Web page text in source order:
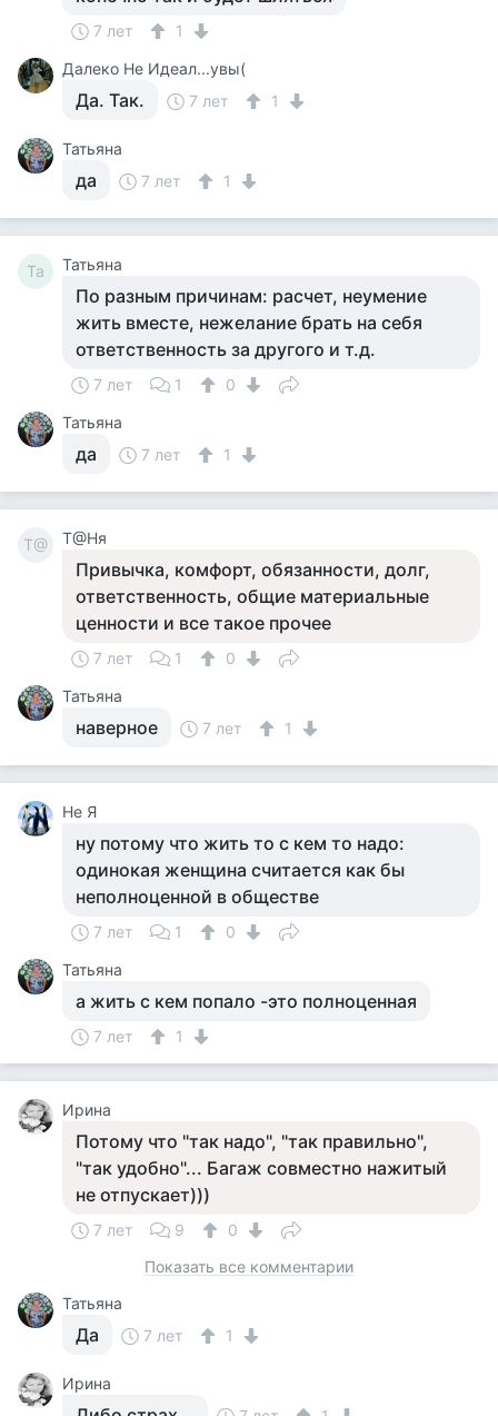
7 лет
1
Далеко Не Идеал...увы(
Да. Так. 7 лет 1
Татьяна
да 7 лет 1
Та Татьяна
По разным причинам: расчет, неумение
жить вместе, нежелание брать на себя
ответственность за другого и т.д.
7 лет 1
0
Татьяна
да 7 лет 1
Т@ Т@Ня
Привычка, комфорт, обязанности, долг,
ответственность, общие материальные
ценности и все такое прочее
7 лет 1
0
Татьяна
наверное 7 лет 1
Не Я
ну потому что жить то с кем то надо:
одинокая женщина считается как бы
неполноценной в обществе
7 лет 1
0
Татьяна
а жить с кем попало -это полноценная
7 лет 1
Ирина
Потому что "так надо", "так правильно",
"так удобно"... Багаж совместно нажитый
не отпускает)))
7 лет 9
0
Показать все комментарии
Татьяна
Да 7 лет 1
Ирина